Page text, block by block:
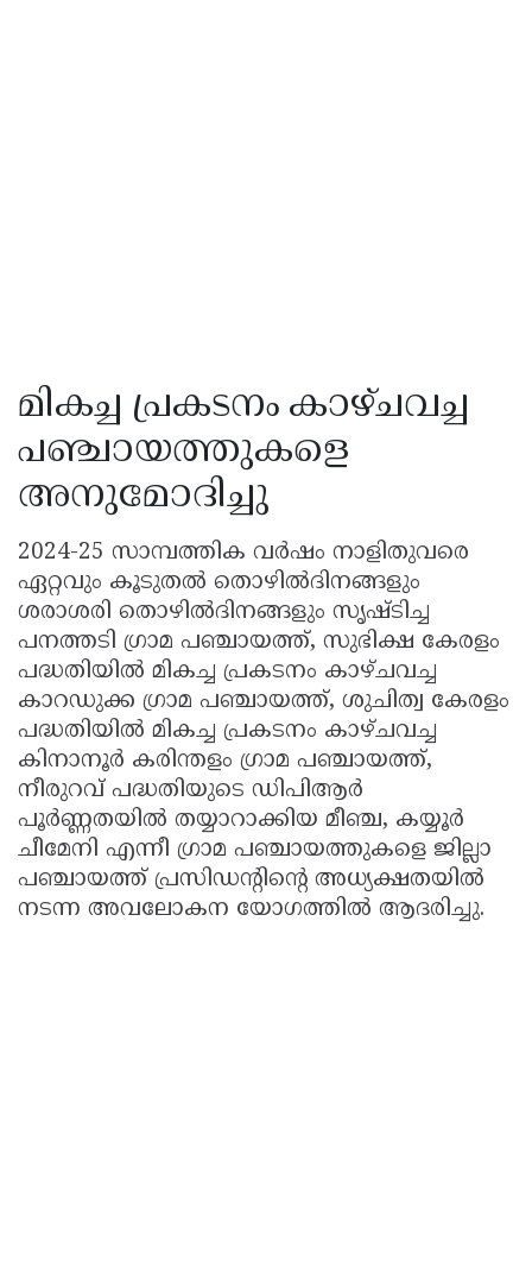
മികച്ച പ്രകടനം കാഴ്ചവച്ച
പഞ്ചായത്തുകളെ
അനുമോദിച്ചു
2024-25 സാമ്പത്തിക വർഷം നാളിതുവരെ
ഏറ്റവും കൂടുതൽ തൊഴിൽദിനങ്ങളും
ശരാശരി തൊഴിൽദിനങ്ങളും സൃഷ്ടിച്ച
പനത്തടി ഗ്രാമ പഞ്ചായത്ത്, സുഭിക്ഷ കേരളം
പദ്ധതിയിൽ മികച്ച പ്രകടനം കാഴ്ചവച്ച
കാറഡുക്ക ഗ്രാമ പഞ്ചായത്ത്, ശുചിത്വ കേരളം
പദ്ധതിയിൽ മികച്ച പ്രകടനം കാഴ്ചവച്ച
കിനാനൂർ കരിന്തളം ഗ്രാമ പഞ്ചായത്ത്,
നീരുറവ് പദ്ധതിയുടെ ഡിപിആർ
പൂർണ്ണതയിൽ തയ്യാറാക്കിയ മീഞ്ച, കയ്യൂർ
ചീമേനി എന്നീ ഗ്രാമ പഞ്ചായത്തുകളെ ജില്ലാ
പഞ്ചായത്ത് പ്രസിഡന്റിന്റെ അധ്യക്ഷതയിൽ
നടന്ന അവലോകന യോഗത്തിൽ ആദരിച്ചു.